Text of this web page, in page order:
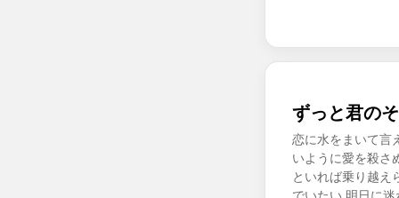
ずっと君の
恋に水をまいて言
いように愛を殺さ
といれば乗り越え
でいたい 明日に